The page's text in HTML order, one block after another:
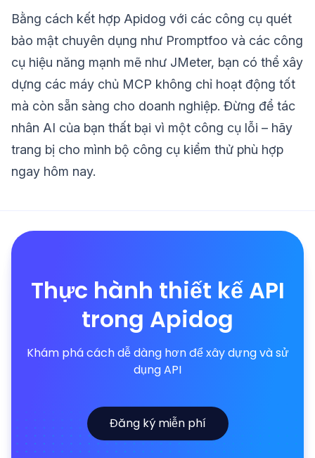
Bằng cách kết hợp Apidog với các công cụ quét
bảo mật chuyên dụng như Promptfoo và các công
cụ hiệu năng mạnh mẽ như JMeter, bạn có thể xây
dựng các máy chủ MCP không chỉ hoạt động tốt
mà còn sẵn sàng cho doanh nghiệp. Đừng để tác
nhân AI của bạn thất bại vì một công cụ lỗi – hãy
trang bị cho mình bộ công cụ kiểm thử phù hợp
ngay hôm nay.
Thực hành thiết kế API
trong Apidog
Khám phá cách dễ dàng hơn để xây dựng và sử
dụng API
Đăng ký miễn phí